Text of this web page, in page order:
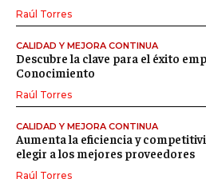
Raúl Torres
CALIDAD Y MEJORA CONTINUA
Descubre la clave para el éxito
Conocimiento
Raúl Torres
CALIDAD Y MEJORA CONTINUA
Aumenta la eficiencia y
elegir a los mejores proveedores
Raúl Torres